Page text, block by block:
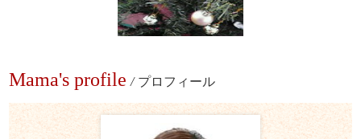
Mama's profile / プロフィール